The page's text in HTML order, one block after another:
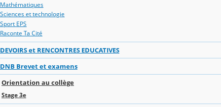
Mathématiques
Sciences et technologie
Sport EPS
Raconte Ta Cité
DEVOIRS et RENCONTRES EDUCATIVES
DNB Brevet et examens
Orientation au collège
Stage 3e